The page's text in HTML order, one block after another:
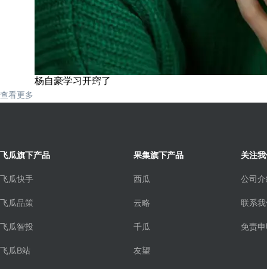
杨自豪学习开窍了
查看更多
飞瓜旗下产品
飞瓜快手
飞瓜品策
飞瓜智投
飞瓜B站
果集旗下产品
西瓜
云略
千瓜
友望
关注
公司
联系
免责